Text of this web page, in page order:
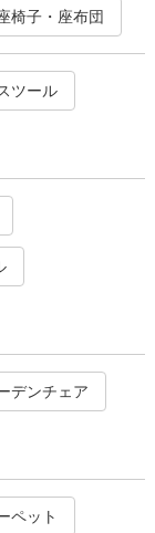
椅子・座布団
ツール
デンチェア
ペット